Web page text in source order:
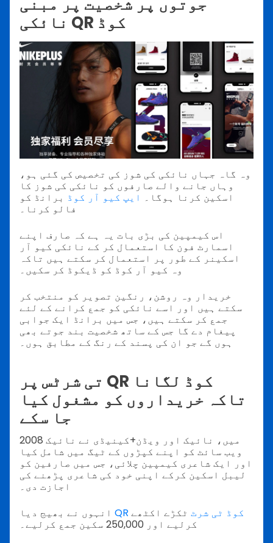
نائکی QR کوڈ
وہ گاہ جہاں نائکی کی شوز کی تخصیص کی گئی ہو،
وہاں جانے والے صارفوں کو نائکی کی شوز کا
اسکین کرنا ہوگا۔ ایپ کیو آر کوڈ برانڈ کو
فالو کرنا۔
اس کیمپین کی بڑی بات یہ ہے کہ صارف اپنے
اسمارٹ فون کا استعمال کر کے نائکی کیو آر
اسکینر کے طور پر استعمال کر سکتے ہیں تاکہ
وہ کیو آر کوڈ کو ڈیکوڈ کر سکیں۔
خریدار وہ روشن، رنگین تصویر کو منتخب کر
سکتے ہیں اور اسے نائکی کو جمع کرانے کے لئے
جمع کر سکتے ہیں، جس میں برانڈ ایک جوابی
پیغام دے گا جس کے ساتھ شخصیت بند جوتے بھی
ہوں گے جو ان کی پسند کے رنگ کے مطابق ہوں۔
تی شرٹس پر QR کوڈ لگانا
تاکہ خریداروں کو مشغول کیا
جا سکے
2008 میں، نائیک اور ویڈن+کینیڈی نے نائیک
ویب سائٹ کو اپنے کپڑوں کے ٹیگ میں شامل کیا
اور ایک شاعری کیمپین چلائی، جس میں صارفین کو
لیبل اسکین کرکے اپنی خود کی شاعری پڑھنے کی
اجازت دی۔
QR کوڈ ٹی شرٹ ٹکڑے اکٹھے
کرلیے اور 250,000 سکین جمع کرلیے۔